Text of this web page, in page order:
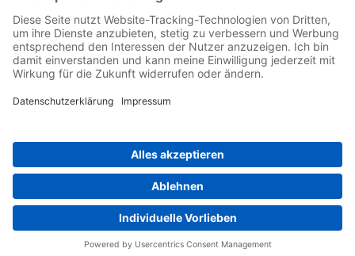
Follow us on...
Home
Whistleblowing
Yaskawa Europe GmbH